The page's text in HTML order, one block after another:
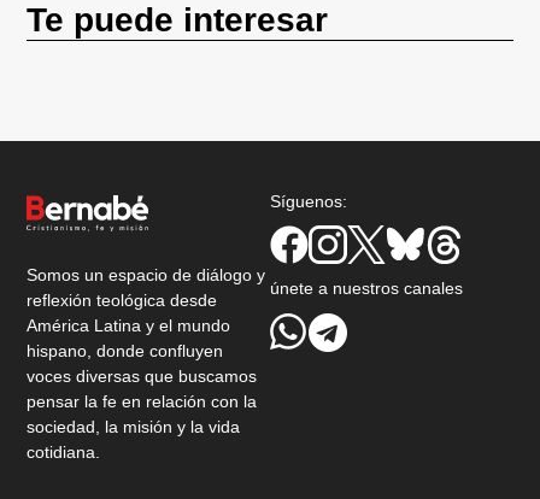
Te puede interesar
Somos un espacio de diálogo y
reflexión teológica desde
América Latina y el mundo
hispano, donde confluyen
voces diversas que buscamos
pensar la fe en relación con la
sociedad, la misión y la vida
cotidiana.
Síguenos:
únete a nuestros canales